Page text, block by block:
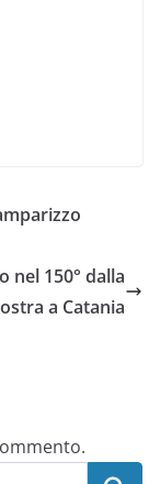
nel 150° dalla
a Catania